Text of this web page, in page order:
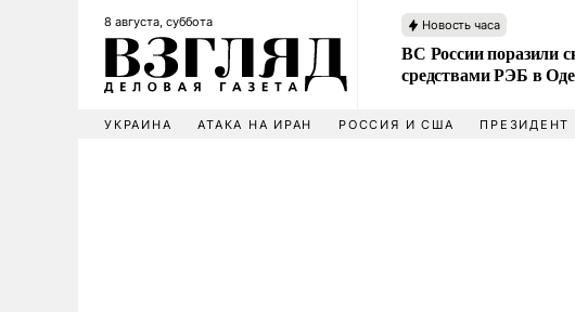
8 августа, суббота Новость часа
ВС России поразили
средствами РЭБ в
УКРАИНА АТАКА НА ИРАН РОССИЯ И США ПРЕЗИДЕНТ